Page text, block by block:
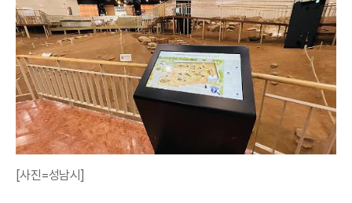
[사진=성남시]